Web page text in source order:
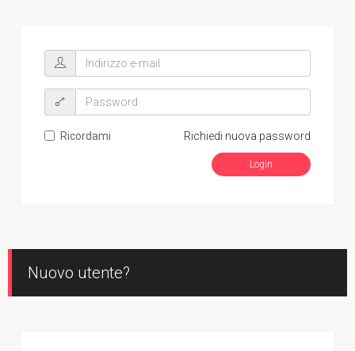
Richiedi nuova password
Ricordami
Nuovo utente?